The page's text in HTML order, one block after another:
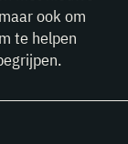
ook om
te helpen